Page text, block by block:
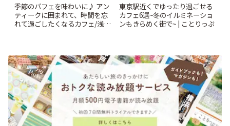
季節のパフェを味わいに♪ アン
ティークに囲まれて、時間を忘
れて過ごしたくなるカフェ/浅草
東京駅近くでゆったり過ごせる
カフェ6選~冬のイルミネーショ
ンもきらめく街で~ | ことりっぷ